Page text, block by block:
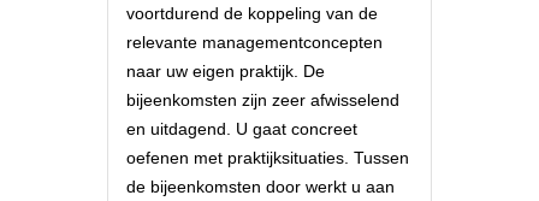
voortdurend de koppeling van de
relevante managementconcepten
naar uw eigen praktijk. De
bijeenkomsten zijn zeer afwisselend
en uitdagend. U gaat concreet
oefenen met praktijksituaties. Tussen
de bijeenkomsten door werkt u aan